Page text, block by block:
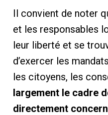
Il convient de noter
et les responsables
leur liberté et se
d’exercer les
les citoyens, les
largement le cadre
directement